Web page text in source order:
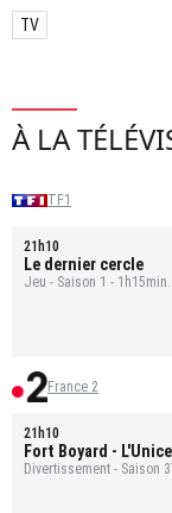
TV
À LA
TF1
21h10
Le dernier cercle
Jeu - Saison 1 - 1h15min.
France 2
21h10
Fort Boyard -
Divertissement - Saison